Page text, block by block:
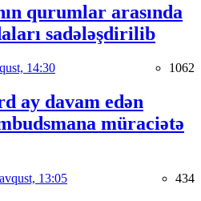
qurumlar arasında
sadələşdirilib
14:30 1062
ay davam edən
müraciətə
13:05 434